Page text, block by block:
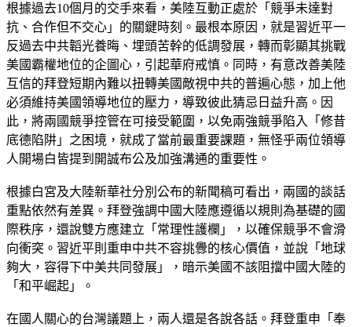
根據過去10個月的交手來看，美陸互動正處於「競爭未達對
抗、合作但不交心」的關鍵時刻。最根本原因，就是習近平一
反過去中共韜光養晦、埋頭苦幹的低調發展，轉而彰顯其挑戰
美國霸權地位的企圖心，引起華府戒慎。同時，有意改善美陸
互信的拜登短期內難以扭轉美國敵視中共的普遍心態，加上他
必須維持美國領導地位的壓力，導致彼此猜忌日益升高。因
此，將兩國競爭控管在可接受範圍，以免兩強競爭陷入「修昔
底德陷阱」之困境，就成了當前最重要課題，無怪乎兩位領導
人開場白皆提到開誠布公及加強溝通的重要性。
根據白宮及大陸新華社分別公布的新聞稿可看出，兩國的談話
重點依然有差異。拜登強調中國大陸應遵循以規則為基礎的國
際秩序，還說雙方應建立「常理性護欄」，以確保競爭不會滑
向衝突。習近平則重申中共不容挑釁的核心價值，並說「地球
夠大，容得下中美共同發展」，暗示美國不該阻擋中國大陸的
「和平崛起」。
在國人關心的台灣議題上，兩人還是各說各話。拜登重申「奉